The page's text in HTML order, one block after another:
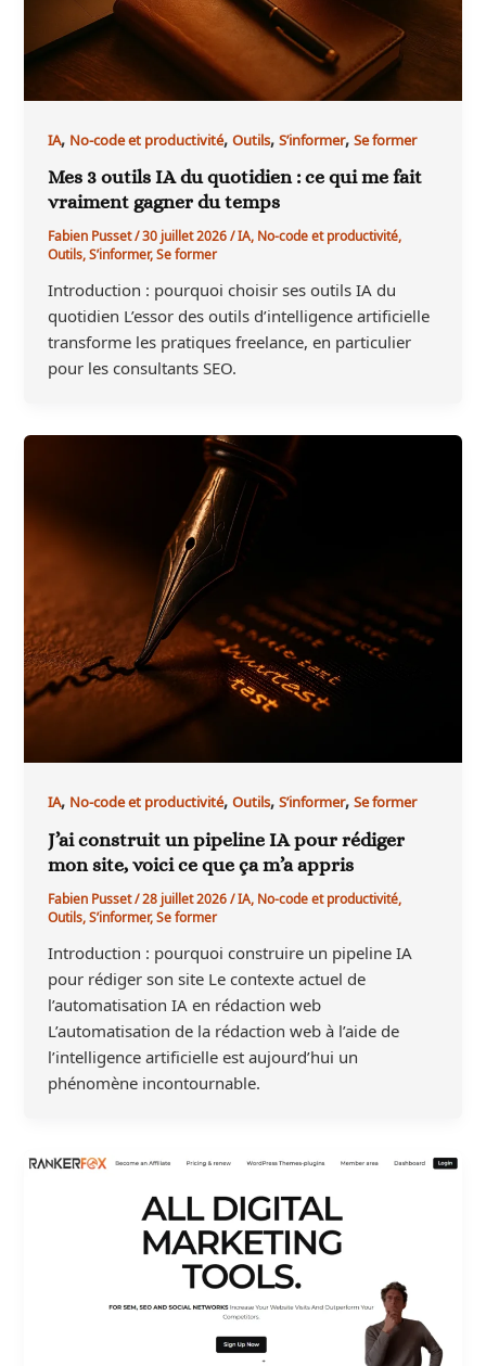
IA, No-code et productivité,Outils,S’informer,Se former
Mes 3 outils IA du quotidien : ce qui me fait
vraiment gagner du temps
Fabien Pusset/30 juillet 2026/IA,No-code et productivité,
Outils,S’informer,Se former
Introduction : pourquoi choisir ses outils IA du
quotidien L’essor des outils d’intelligence artificielle
transforme les pratiques freelance, en particulier
pour les consultants SEO.
IA, No-code et productivité,Outils,S’informer,Se former
J’ai construit un pipeline IA pour rédiger
mon site, voici ce que ça m’a appris
Fabien Pusset/28 juillet 2026/IA,No-code et productivité,
Outils,S’informer,Se former
Introduction : pourquoi construire un pipeline IA
pour rédiger son site Le contexte actuel de
l’automatisation IA en rédaction web
L’automatisation de la rédaction web à l’aide de
l’intelligence artificielle est aujourd’hui un
phénomène incontournable.